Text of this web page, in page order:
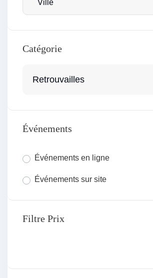
Catégorie
Retrouvailles
Événements
Événements en ligne
Événements sur site
Filtre Prix